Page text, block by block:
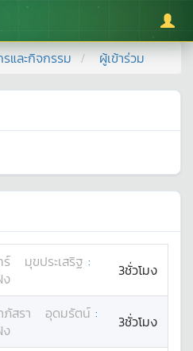
และกิจกรรม ผู้เข้าร่วม
ร์ มุขประเสริฐ :
ง
3ชั่วโมง
ภัสรา อุดมรัตน์ :
ง
3ชั่วโมง